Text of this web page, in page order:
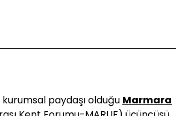
kurumsal paydaşı olduğu Marmara